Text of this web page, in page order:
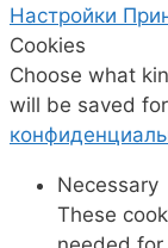
Настройки
Cookies
Choose what
will be saved
Necessary
These